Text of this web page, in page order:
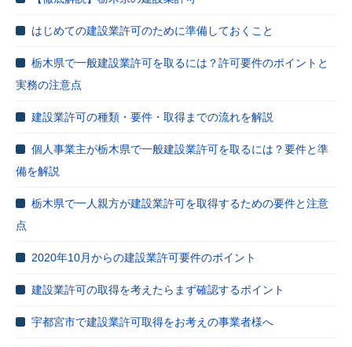
はじめての建設業許可のために準備しておくこと
栃木県で一般建設業許可を取るには？許可要件のポイントと
実務の注意点
建設業許可の種類・要件・取得までの流れを解説
個人事業主が栃木県で一般建設業許可を取るには？要件と準
備を解説
栃木県で一人親方が建設業許可を取得するための要件と注意
点
2020年10月からの建設業許可要件のポイント
建設業許可の取得を考えたらまず確認するポイント
宇都宮市で建設業許可取得をお考えの事業者様へ